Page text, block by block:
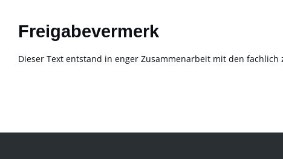
Freigabevermerk
Dieser Text entstand in enger Zusammenarbeit mit den fachlich